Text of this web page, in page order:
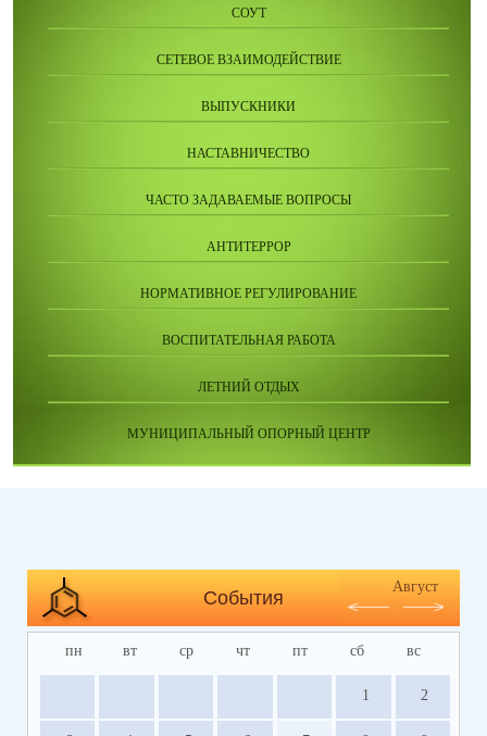
СОУТ
СЕТЕВОЕ ВЗАИМОДЕЙСТВИЕ
ВЫПУСКНИКИ
НАСТАВНИЧЕСТВО
ЧАСТО ЗАДАВАЕМЫЕ ВОПРОСЫ
АНТИТЕРРОР
НОРМАТИВНОЕ РЕГУЛИРОВАНИЕ
ВОСПИТАТЕЛЬНАЯ РАБОТА
ЛЕТНИЙ ОТДЫХ
МУНИЦИПАЛЬНЫЙ ОПОРНЫЙ ЦЕНТР
События
Август
пн вт ср чт пт сб вс
1 2